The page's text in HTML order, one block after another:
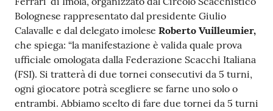
Bolognese rappresentato dal presidente Giulio
Calavalle e dal delegato imolese Roberto Vuilleumier,
che spiega: “la manifestazione è valida quale prova
ufficiale omologata dalla Federazione Scacchi Italiana
(FSI). Si tratterà di due tornei consecutivi da 5 turni,
ogni giocatore potrà scegliere se farne uno solo o
entrambi. Abbiamo scelto di fare due tornei da 5 turni